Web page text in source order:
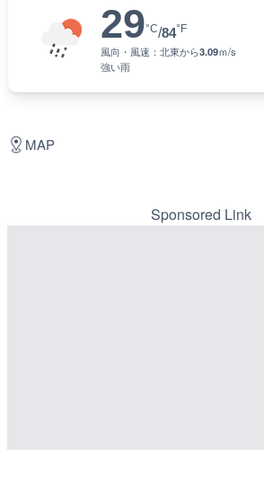
29°C/84°F
風向・風速： 北東から3.09ｍ/s
強い雨
MAP
Sponsored Link